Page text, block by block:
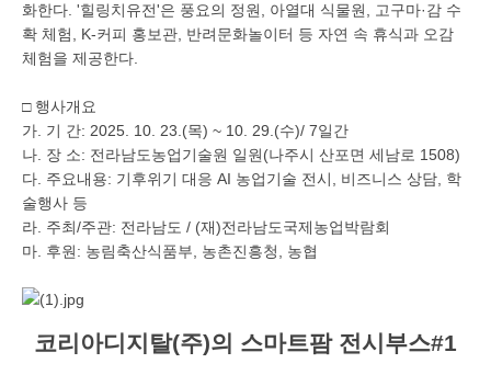
화한다. '힐링치유전'은 풍요의 정원, 아열대 식물원, 고구마·감 수
확 체험, K-커피 홍보관, 반려문화놀이터 등 자연 속 휴식과 오감
체험을 제공한다.
□ 행사개요
가. 기 간: 2025. 10. 23.(목) ~ 10. 29.(수)/ 7일간
나. 장 소: 전라남도농업기술원 일원(나주시 산포면 세남로 1508)
다. 주요내용: 기후위기 대응 AI 농업기술 전시, 비즈니스 상담, 학
술행사 등
라. 주최/주관: 전라남도 / (재)전라남도국제농업박람회
마. 후원: 농림축산식품부, 농촌진흥청, 농협
코리아디지탈(주)의 스마트팜 전시부스#1